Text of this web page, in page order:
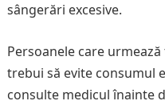
sângerări excesive.
Persoanele care
trebui să evite consumul
consulte medicul înainte